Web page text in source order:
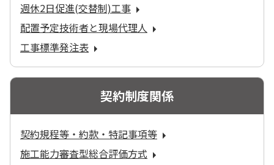
週休2日促進(交替制)工事
配置予定技術者と現場代理人
工事標準発注表
契約制度関係
契約規程等・約款・特記事項等
施工能力審査型総合評価方式